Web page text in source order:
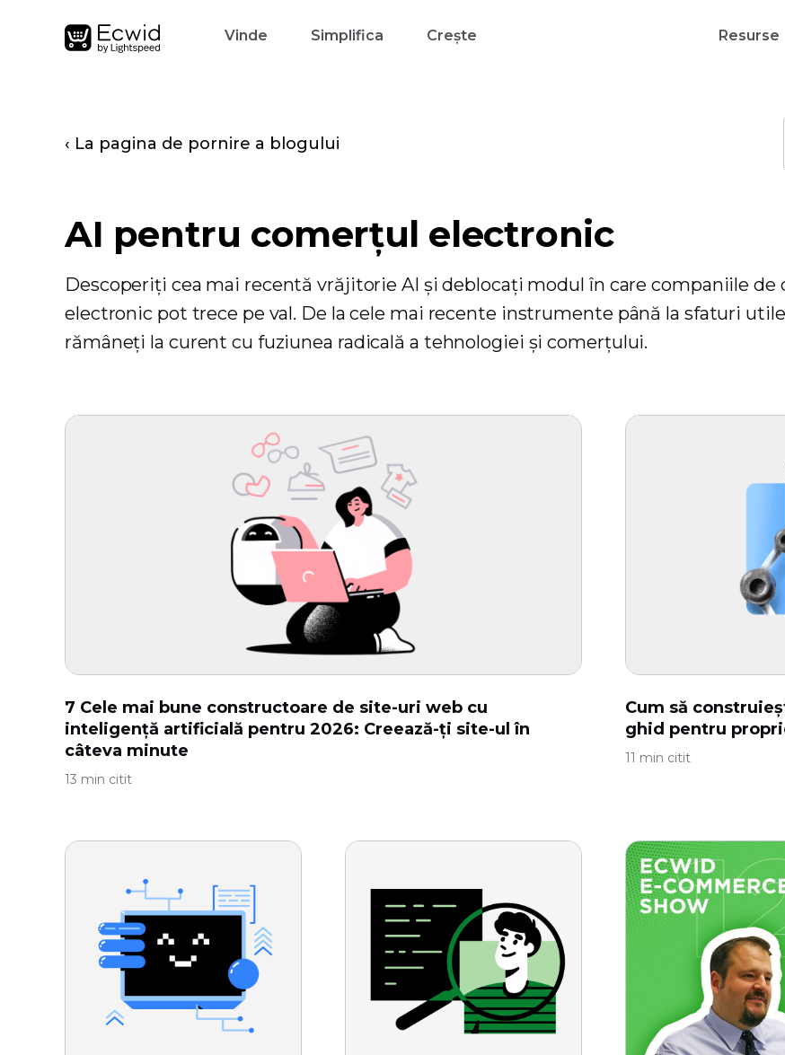
Vinde Simplifica Crește Resurse
‹ La pagina de pornire a blogului
AI pentru comerțul electronic
Descoperiți cea mai recentă vrăjitorie AI și deblocați modul în care companiile de
electronic pot trece pe val. De la cele mai recente instrumente până la sfaturi
rămâneți la curent cu fuziunea radicală a tehnologiei și comerțului.
7 Cele mai bune constructoare de site-uri web cu
inteligență artificială pentru 2026: Creează-ți site-ul în
câteva minute
13 min citit
Cum să
ghid pentru
11 min citit